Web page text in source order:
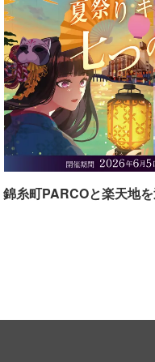
錦糸町PARCOと楽天地